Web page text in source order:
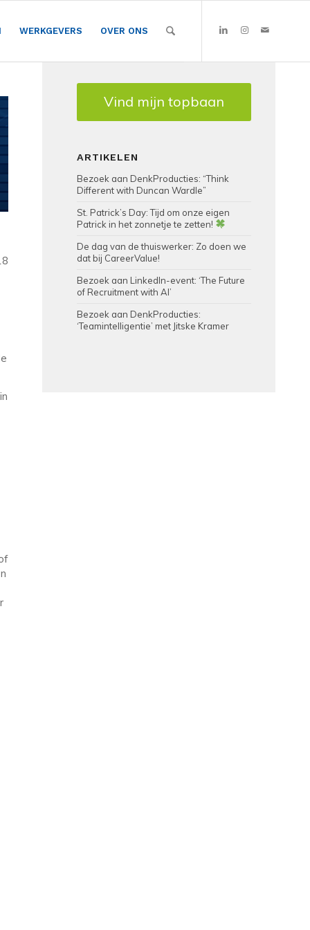
WERKGEVERS OVER ONS
Vind mijn topbaan
ARTIKELEN
Bezoek aan DenkProducties: “Think
Different with Duncan Wardle”
St. Patrick’s Day: Tijd om onze eigen
Patrick in het zonnetje te zetten!
De dag van de thuiswerker: Zo doen we
dat bij CareerValue!
Bezoek aan LinkedIn-event: ‘The Future
of Recruitment with AI’
Bezoek aan DenkProducties:
‘Teamintelligentie’ met Jitske Kramer